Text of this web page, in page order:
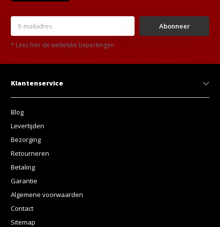
Abonneer
* Lees hier de wettelijke beperkingen
Klantenservice
Blog
Levertijden
Bezorging
Retourneren
Betaling
Garantie
Algemene voorwaarden
Contact
Sitemap